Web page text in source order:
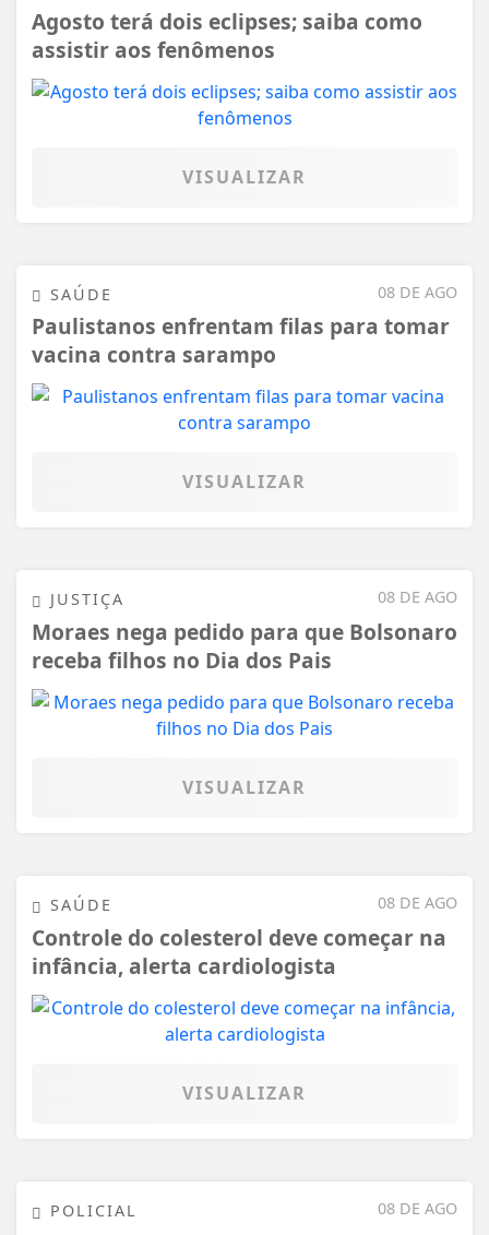
Agosto terá dois eclipses; saiba como
assistir aos fenômenos
VISUALIZAR
08 DE AGO
SAÚDE
Paulistanos enfrentam filas para tomar
vacina contra sarampo
VISUALIZAR
08 DE AGO
JUSTIÇA
Moraes nega pedido para que Bolsonaro
receba filhos no Dia dos Pais
VISUALIZAR
08 DE AGO
SAÚDE
Controle do colesterol deve começar na
infância, alerta cardiologista
VISUALIZAR
08 DE AGO
POLICIAL